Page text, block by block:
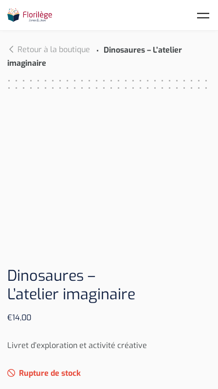
Retour à la boutique
Dinosaures – L’atelier
imaginaire
Dinosaures –
L’atelier imaginaire
€14,00
Livret d’exploration et activité créative
Rupture de stock